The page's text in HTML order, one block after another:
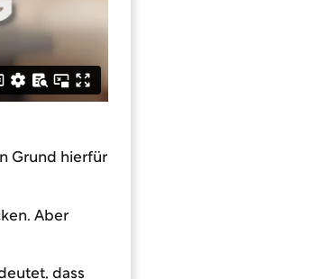
Grund hierfür
Aber
dass